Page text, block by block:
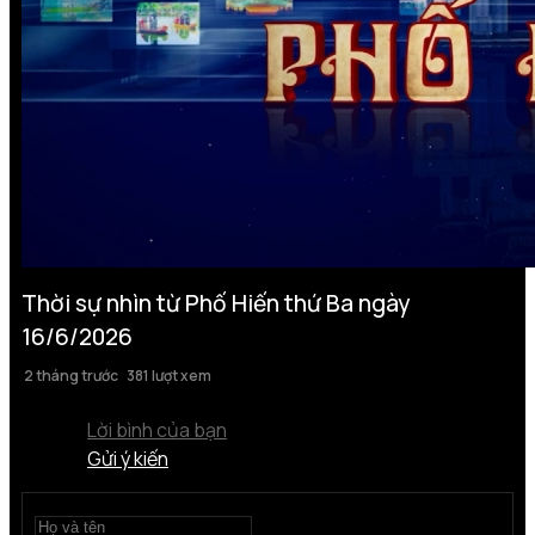
Thời sự nhìn từ Phố Hiến thứ Ba ngày
16/6/2026
2 tháng trước 381 lượt xem
Lời bình của bạn
Gửi ý kiến